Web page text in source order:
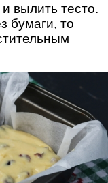
вылить тесто.
бумаги, то